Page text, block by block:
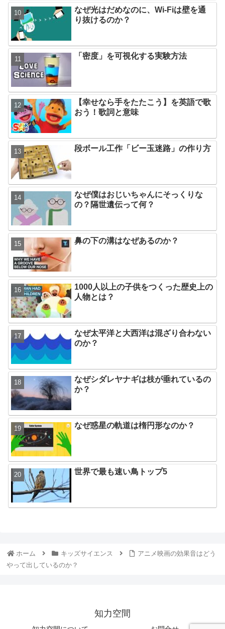
なぜ光はだめなのに、Wi-Fiは壁を通
り抜けるのか？
「密度」を可視化する実験方法
【幸せなら手をたたこう】を英語で歌
おう！歌詞と意味
段ボール工作「ビー玉迷路」の作り方
なぜ僕はおじいちゃんにそっくりな
の？隔世遺伝って何？
鼻の下の溝はなぜあるのか？
1000人以上の子供をつくった歴史上の
人物とは？
なぜ太平洋と大西洋は混ざり合わない
のか？
なぜシダレヤナギは枝が垂れているの
か？
なぜ惑星の軌道は楕円形なのか？
世界で最も速い鳥トップ5
ホーム キッズサイエンス
アニメ映画の効果音はどう
やって出しているのか？
知力空間